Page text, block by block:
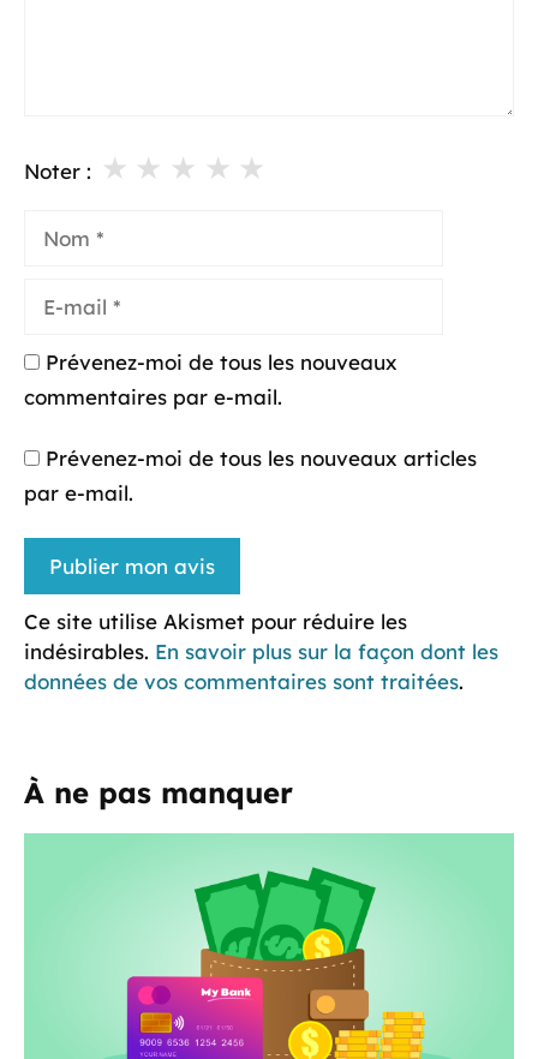
Noter : ★
★
★
★
★
mail
Prévenez-moi de tous les nouveaux
commentaires par e-mail.
Prévenez-moi de tous les nouveaux articles
par e-mail.
Ce site utilise Akismet pour réduire les
indésirables. En savoir plus sur la façon dont les
données de vos commentaires sont traitées.
À ne pas manquer